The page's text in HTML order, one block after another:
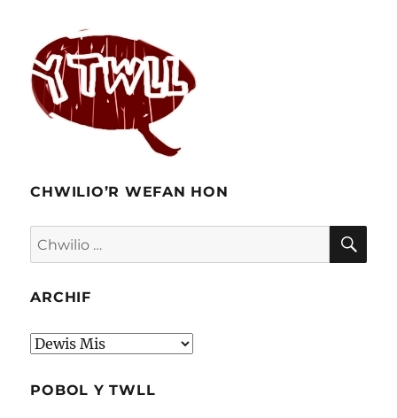
CHWILIO’R WEFAN HON
Chwilio
am:
ARCHIF
Archif
POBOL Y TWLL